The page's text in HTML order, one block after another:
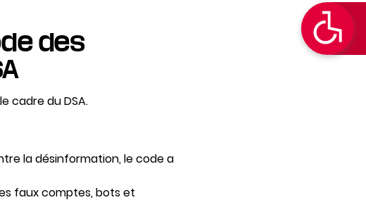
des
cadre du DSA.
la désinformation, le code a
faux comptes, bots et